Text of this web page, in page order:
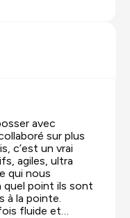
avec
sur plus
c’est un vrai
agiles, ultra
qui nous
quel point ils sont
à la pointe.
fluide et